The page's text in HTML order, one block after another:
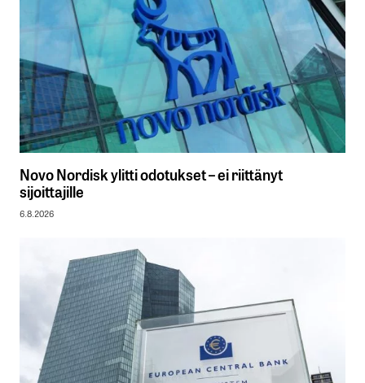
Novo Nordisk ylitti odotukset – ei riittänyt
sijoittajille
6.8.2026